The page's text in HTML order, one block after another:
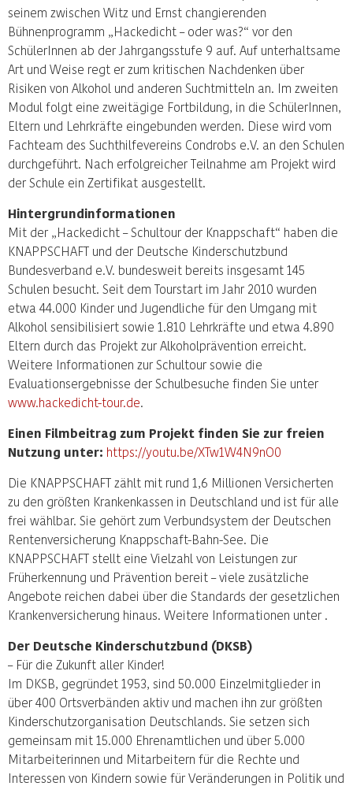
seinem zwischen Witz und Ernst changierenden
Bühnenprogramm „Hackedicht – oder was?“ vor den
SchülerInnen ab der Jahrgangsstufe 9 auf. Auf unterhaltsame
Art und Weise regt er zum kritischen Nachdenken über
Risiken von Alkohol und anderen Suchtmitteln an. Im zweiten
Modul folgt eine zweitägige Fortbildung, in die SchülerInnen,
Eltern und Lehrkräfte eingebunden werden. Diese wird vom
Fachteam des Suchthilfevereins Condrobs e.V. an den Schulen
durchgeführt. Nach erfolgreicher Teilnahme am Projekt wird
der Schule ein Zertifikat ausgestellt.
Hintergrundinformationen
Mit der „Hackedicht – Schultour der Knappschaft“ haben die
KNAPPSCHAFT und der Deutsche Kinderschutzbund
Bundesverband e.V. bundesweit bereits insgesamt 145
Schulen besucht. Seit dem Tourstart im Jahr 2010 wurden
etwa 44.000 Kinder und Jugendliche für den Umgang mit
Alkohol sensibilisiert sowie 1.810 Lehrkräfte und etwa 4.890
Eltern durch das Projekt zur Alkoholprävention erreicht.
Weitere Informationen zur Schultour sowie die
Evaluationsergebnisse der Schulbesuche finden Sie unter
www.hackedicht-tour.de.
Einen Filmbeitrag zum Projekt finden Sie zur freien
Nutzung unter: https://youtu.be/XTw1W4N9nO0
Die KNAPPSCHAFT zählt mit rund 1,6 Millionen Versicherten
zu den größten Krankenkassen in Deutschland und ist für alle
frei wählbar. Sie gehört zum Verbundsystem der Deutschen
Rentenversicherung Knappschaft-Bahn-See. Die
KNAPPSCHAFT stellt eine Vielzahl von Leistungen zur
Früherkennung und Prävention bereit – viele zusätzliche
Angebote reichen dabei über die Standards der gesetzlichen
Krankenversicherung hinaus. Weitere Informationen unter .
Der Deutsche Kinderschutzbund (DKSB)
– Für die Zukunft aller Kinder!
Im DKSB, gegründet 1953, sind 50.000 Einzelmitglieder in
über 400 Ortsverbänden aktiv und machen ihn zur größten
Kinderschutzorganisation Deutschlands. Sie setzen sich
gemeinsam mit 15.000 Ehrenamtlichen und über 5.000
Mitarbeiterinnen und Mitarbeitern für die Rechte und
Interessen von Kindern sowie für Veränderungen in Politik und